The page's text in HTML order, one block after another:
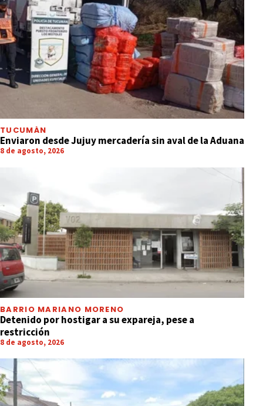
TUCUMÁN
Enviaron desde Jujuy mercadería sin aval de la Aduana
8 de agosto, 2026
BARRIO MARIANO MORENO
Detenido por hostigar a su expareja, pese a
restricción
8 de agosto, 2026